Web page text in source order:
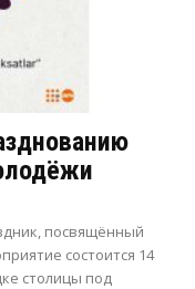
посвящённый
состоится 14
столицы под